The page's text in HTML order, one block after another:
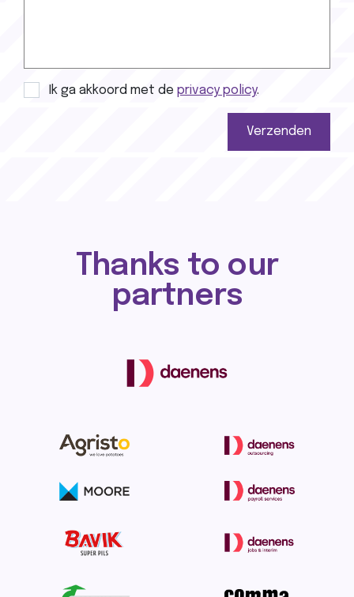
Privacy policy
Ik ga akkoord met de privacy policy.
Verzenden
Thanks to our
partners